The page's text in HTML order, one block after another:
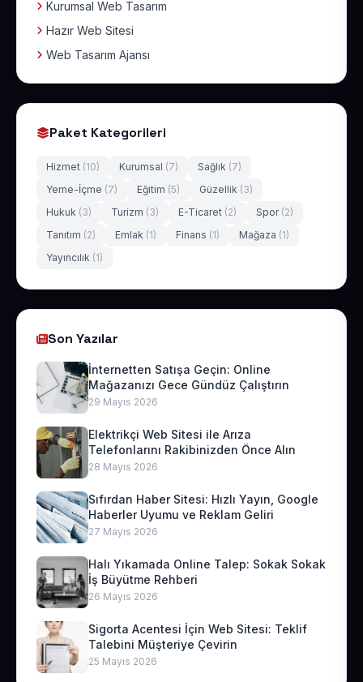
Kurumsal Web Tasarım
Hazır Web Sitesi
Web Tasarım Ajansı
Paket Kategorileri
Hizmet (10) Kurumsal (7) Sağlık (7)
Yeme-İçme (7) Eğitim (5) Güzellik (3)
Hukuk (3) Turizm (3) E-Ticaret (2) Spor (2)
Tanıtım (2) Emlak (1) Finans (1) Mağaza (1)
Yayıncılık (1)
Son Yazılar
İnternetten Satışa Geçin: Online
Mağazanızı Gece Gündüz Çalıştırın
29 Mayıs 2026
Elektrikçi Web Sitesi ile Arıza
Telefonlarını Rakibinizden Önce Alın
28 Mayıs 2026
Sıfırdan Haber Sitesi: Hızlı Yayın, Google
Haberler Uyumu ve Reklam Geliri
27 Mayıs 2026
Halı Yıkamada Online Talep: Sokak Sokak
İş Büyütme Rehberi
26 Mayıs 2026
Sigorta Acentesi İçin Web Sitesi: Teklif
Talebini Müşteriye Çevirin
25 Mayıs 2026